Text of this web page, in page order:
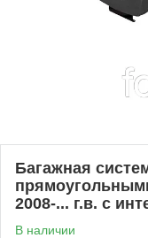
Багажная
2008-... г.в. с
В наличии